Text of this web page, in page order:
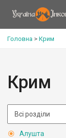
Головна > Крим
Крим
Алушта